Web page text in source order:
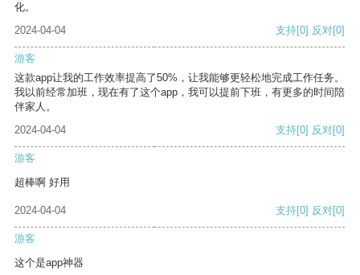
化。
2024-04-04
支持[0] 反对[0]
游客
这款app让我的工作效率提高了50%，让我能够更轻松地完成工作任务。
我以前经常加班，现在有了这个app，我可以提前下班，有更多的时间陪
伴家人。
2024-04-04
支持[0] 反对[0]
游客
超棒啊 好用
2024-04-04 支持[0] 反对[0]
游客
这个是app神器